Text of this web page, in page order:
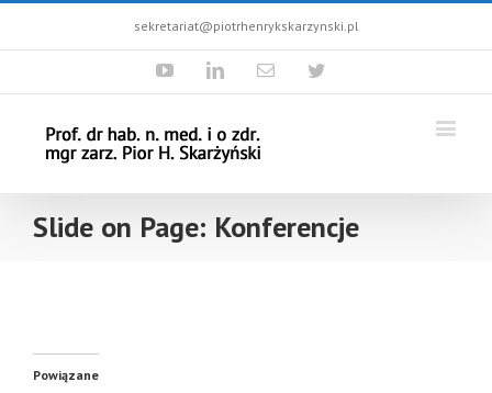
sekretariat@piotrhenrykskarzynski.pl
YoutubeLinkedinEmail Twitter
Slide on Page: Konferencje
Powiązane